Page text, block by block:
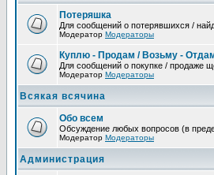
Потеряшка
Для сообщений о потерявшихся /
Модератор Модераторы
Куплю - Продам / Возьму -
Для сообщений о покупке / продаже
Модератор Модераторы
Всякая всячина
Обо всем
Обсуждение любых вопросов (в
Модератор Модераторы
Администрация